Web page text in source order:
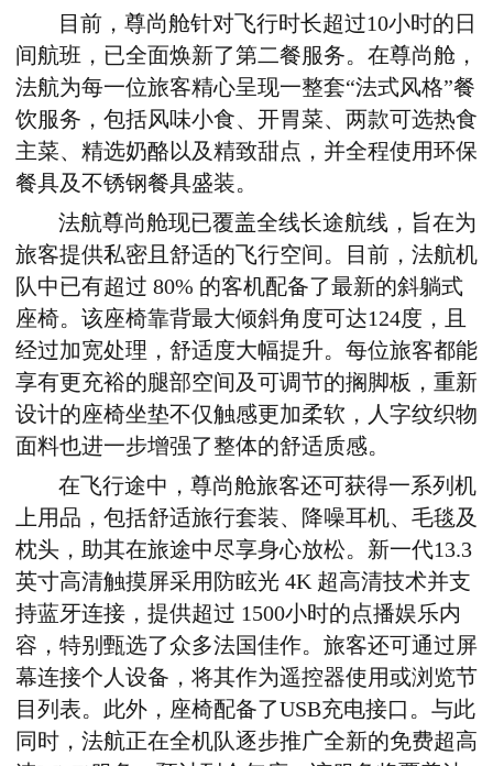
目前，尊尚舱针对飞行时长超过10小时的日
间航班，已全面焕新了第二餐服务。在尊尚舱，
法航为每一位旅客精心呈现一整套“法式风格”餐
饮服务，包括风味小食、开胃菜、两款可选热食
主菜、精选奶酪以及精致甜点，并全程使用环保
餐具及不锈钢餐具盛装。
法航尊尚舱现已覆盖全线长途航线，旨在为
旅客提供私密且舒适的飞行空间。目前，法航机
队中已有超过 80% 的客机配备了最新的斜躺式
座椅。该座椅靠背最大倾斜角度可达124度，且
经过加宽处理，舒适度大幅提升。每位旅客都能
享有更充裕的腿部空间及可调节的搁脚板，重新
设计的座椅坐垫不仅触感更加柔软，人字纹织物
面料也进一步增强了整体的舒适质感。
在飞行途中，尊尚舱旅客还可获得一系列机
上用品，包括舒适旅行套装、降噪耳机、毛毯及
枕头， 助其在旅途中尽享身心放松。新一代13.3
英寸高清触摸屏采用防眩光 4K 超高清技术并支
持蓝牙连接，提供超过 1500小时的点播娱乐内
容，特别甄选了众多法国佳作。 旅客还可通过屏
幕连接个人设备，将其作为遥控器使用或浏览节
目列表。 此外，座椅配备了USB充电接口。与此
同时，法航正在全机队逐步推广全新的免费超高